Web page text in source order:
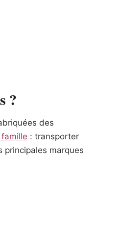
?
des
: transporter
principales marques